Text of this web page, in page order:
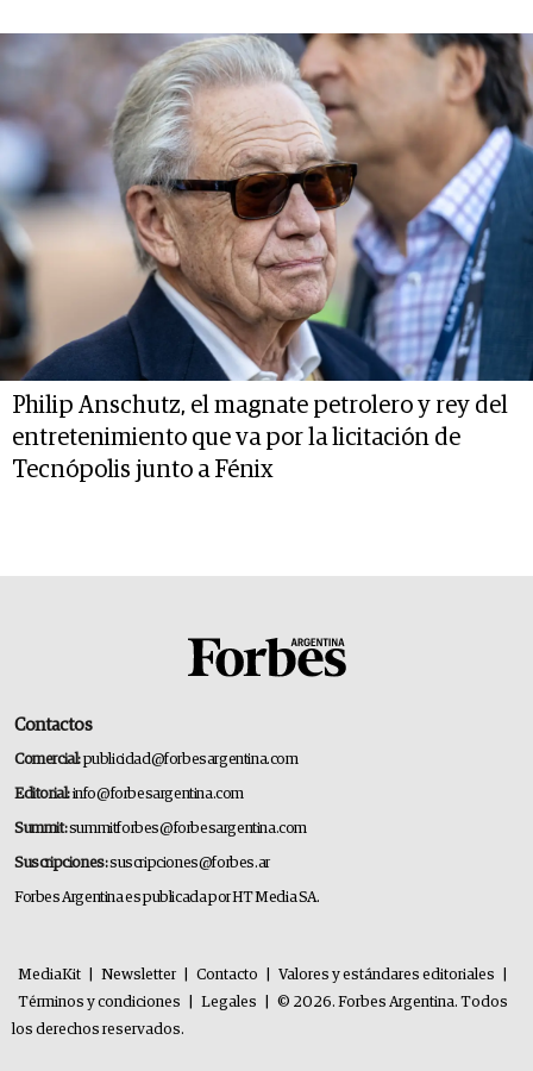
Philip Anschutz, el magnate petrolero y rey del
entretenimiento que va por la licitación de
Tecnópolis junto a Fénix
Contactos
Comercial:publicidad@forbesargentina.com
Editorial:info@forbesargentina.com
Summit:summitforbes@forbesargentina.com
Suscripciones:suscripciones@forbes.ar
Forbes Argentina es publicada por HT Media SA.
MediaKit Newsletter Contacto Valores y estándares editoriales
Términos y condiciones
Legales
© 2026. Forbes Argentina. Todos
los derechos reservados.